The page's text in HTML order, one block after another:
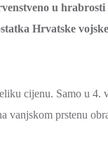
u
Hrvatske
cijenu. Samo u
vanjskom prstenu